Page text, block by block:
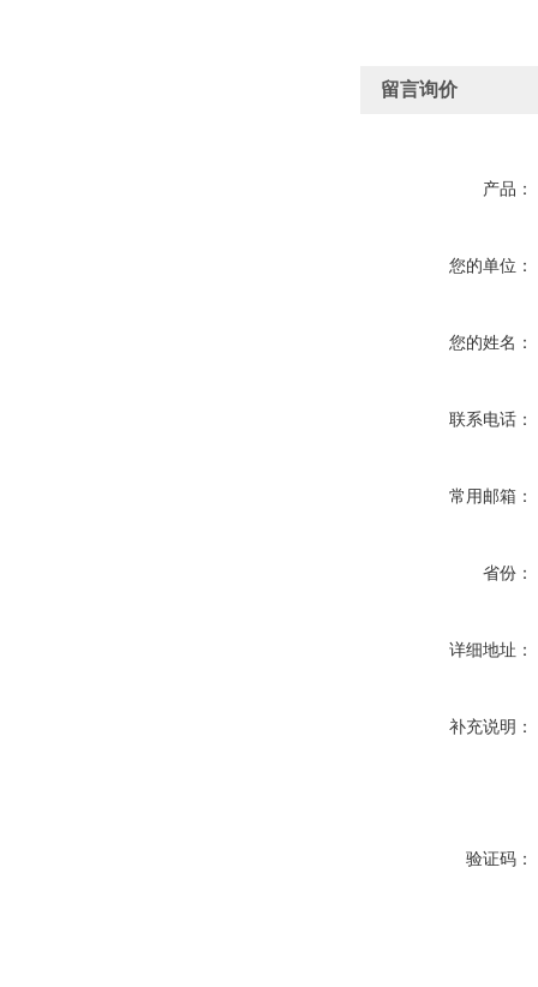
留言询价
产品：
您的单位：
您的姓名：
联系电话：
常用邮箱：
省份：
详细地址：
补充说明：
验证码：